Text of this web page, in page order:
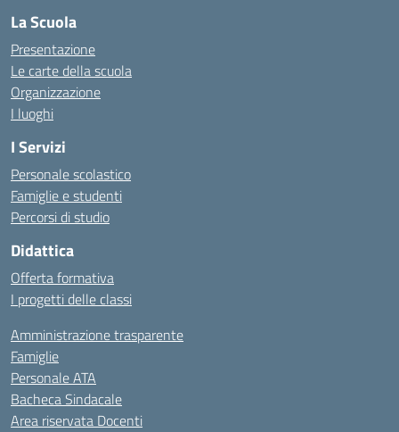
La Scuola
Presentazione
Le carte della scuola
Organizzazione
I luoghi
I Servizi
Personale scolastico
Famiglie e studenti
Percorsi di studio
Didattica
Offerta formativa
I progetti delle classi
Amministrazione trasparente
Famiglie
Personale ATA
Bacheca Sindacale
Area riservata Docenti